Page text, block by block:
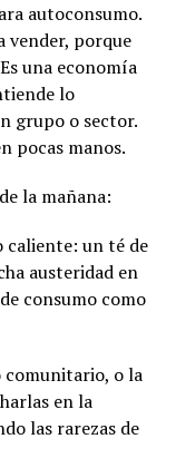
autoconsumo.
vender, porque
una economía
lo
grupo o sector.
pocas manos.
la mañana:
caliente: un té de
austeridad en
consumo como
o la
en la
las rarezas de